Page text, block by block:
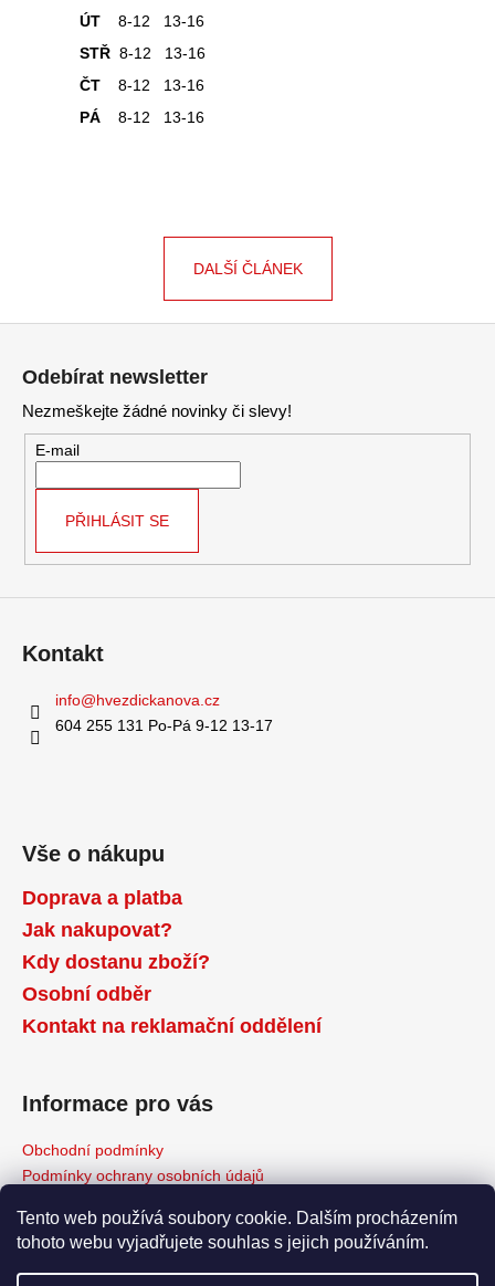
Tento web používá soubory cookie. Dalším procházením
tohoto webu vyjadřujete souhlas s jejich používáním.
ÚT 8-12 13-16
STŘ 8-12 13-16
ČT 8-12 13-16
PÁ 8-12 13-16
DALŠÍ ČLÁNEK
Odebírat newsletter
Nezmeškejte žádné novinky či slevy!
E-mail
PŘIHLÁSIT SE
Kontakt
info@hvezdickanova.cz
604 255 131 Po-Pá 9-12 13-17
Vše o nákupu
Doprava a platba
Jak nakupovat?
Kdy dostanu zboží?
Osobní odběr
Kontakt na reklamační oddělení
Informace pro vás
Obchodní podmínky
Podmínky ochrany osobních údajů
Odstoupení od kupní smlouvy
Napište nám
Moje objednávka